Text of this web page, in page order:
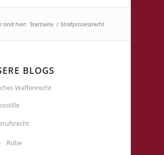
sind hier: Startseite / Strafprozessrecht
BLOGS
Waffenrecht
Robe